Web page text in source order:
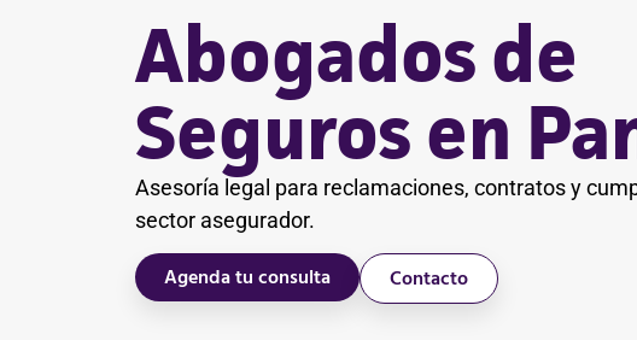
Abogados de
Seguros en
Asesoría legal para reclamaciones, contratos y
sector asegurador.
Agenda tu consulta Contacto